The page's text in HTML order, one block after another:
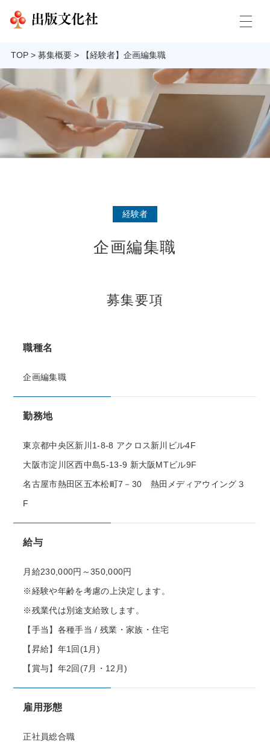
TOP > 募集概要 > 【経験者】企画編集職
経験者
企画編集職
募集要項
職種名
企画編集職
勤務地
東京都中央区新川1-8-8 アクロス新川ビル4F
大阪市淀川区西中島5-13-9 新大阪MTビル9F
名古屋市熱田区五本松町7－30 熱田メディアウイング３
F
給与
月給230,000円～350,000円
※経験や年齢を考慮の上決定します。
※残業代は別途支給致します。
【手当】各種手当 / 残業・家族・住宅
【昇給】年1回(1月)
【賞与】年2回(7月・12月)
雇用形態
正社員総合職